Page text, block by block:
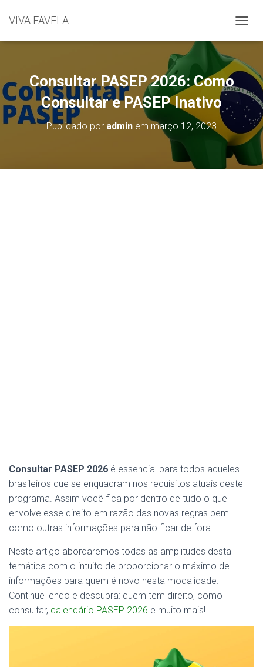
VIVA FAVELA
L
E
R
A
R
N
V
G
Consultar PASEP 2026: Como
Consultar e PASEP Inativo
Publicado por admin em março 12, 2023
Consultar PASEP 2026 é essencial para todos aqueles
brasileiros que se enquadram nos requisitos atuais deste
programa. Assim você fica por dentro de tudo o que
envolve esse direito em razão das novas regras bem
como outras informações para não ficar de fora.
Neste artigo abordaremos todas as amplitudes desta
temática com o intuito de proporcionar o máximo de
informações para quem é novo nesta modalidade.
Continue lendo e descubra: quem tem direito, como
consultar, calendário PASEP 2026 e muito mais!